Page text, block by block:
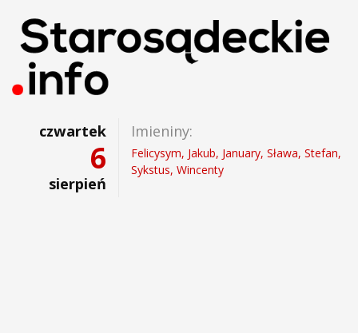
czwartek
6
sierpień
Imieniny:
Felicysym, Jakub, January, Sława, Stefan,
Sykstus, Wincenty